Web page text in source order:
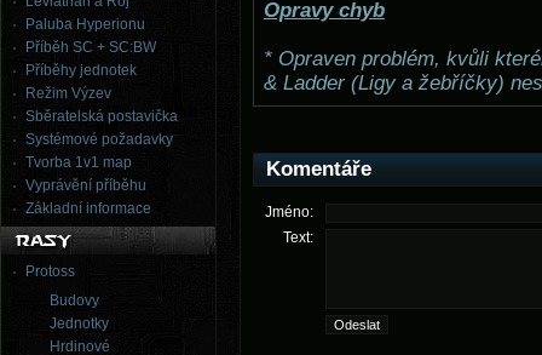
Paluba Hyperionu
Příběh SC + SC:BW
Příběhy jednotek
Režim Výzev
Sběratelská postavička
Systémové požadavky
Tvorba 1v1 map
Vyprávění příběhu
Základní informace
Protoss
Budovy
Jednotky
Hrdinové
Opravy chyb
* Opraven problém, kvůli
& Ladder (Ligy a žebříčky)
Komentáře
Jméno:
Text: